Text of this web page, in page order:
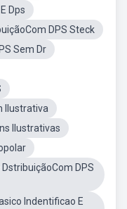
Dps
DPS Steck
Sem Dr
Ilustrativa
Ilustrativas
DPS
Indentificao E